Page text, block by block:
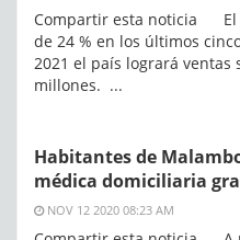
Compartir esta noticia El
de 24 % en los últimos
2021 el país logrará ventas
millones. ...
Habitantes de
médica domiciliaria
NOV 12 2020 08:23 AM